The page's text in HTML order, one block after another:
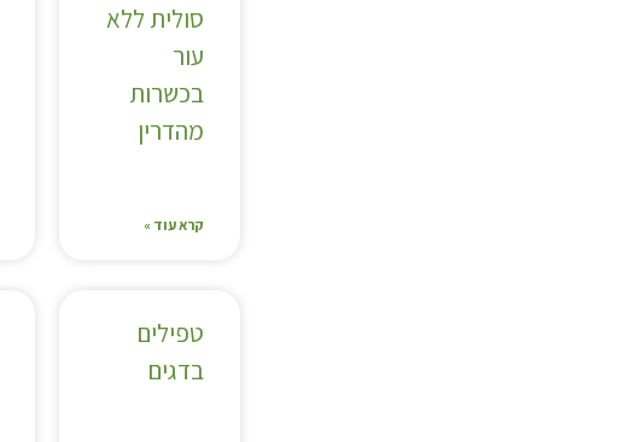
סולית ללא
עור
בכשרות
מהדרין
קרא עוד »
טפילים
בדגים